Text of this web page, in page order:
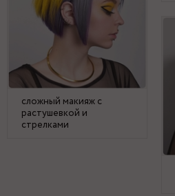
сложный макияж с
растушевкой и
стрелками